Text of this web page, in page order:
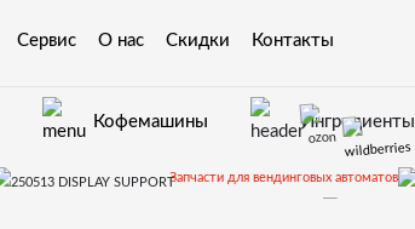
Сервис О нас Скидки Контакты
Кофемашины Ингредиенты
Запчасти для вендинговых автоматов